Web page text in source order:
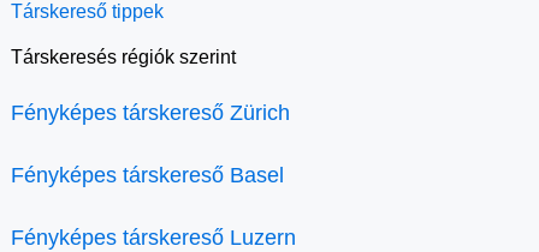
Társkereső tippek
Társkeresés régiók szerint
Fényképes társkereső Zürich
Fényképes társkereső Basel
Fényképes társkereső Luzern